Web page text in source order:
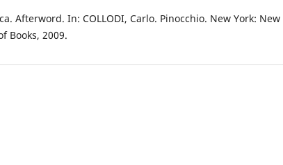
Afterword. In: COLLODI, Carlo. Pinocchio. New York: New
Books, 2009.